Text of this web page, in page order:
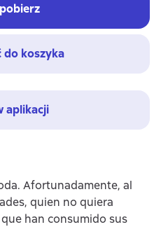
do koszyka
aplikacji
Afortunadamente, al
quien no quiera
han consumido sus